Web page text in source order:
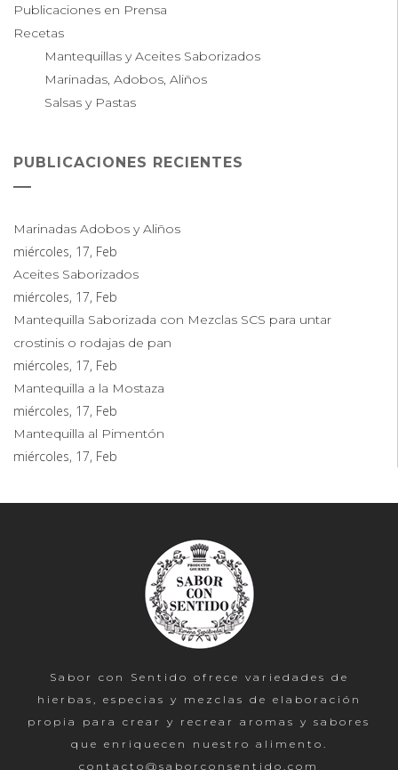
Publicaciones en Prensa
Recetas
Mantequillas y Aceites Saborizados
Marinadas, Adobos, Aliños
Salsas y Pastas
PUBLICACIONES RECIENTES
Marinadas Adobos y Aliños
miércoles, 17, Feb
Aceites Saborizados
miércoles, 17, Feb
Mantequilla Saborizada con Mezclas SCS para untar
crostinis o rodajas de pan
miércoles, 17, Feb
Mantequilla a la Mostaza
miércoles, 17, Feb
Mantequilla al Pimentón
miércoles, 17, Feb
Sabor con Sentido ofrece variedades de
hierbas, especias y mezclas de elaboración
propia para crear y recrear aromas y sabores
que enriquecen nuestro alimento.
contacto@saborconsentido.com